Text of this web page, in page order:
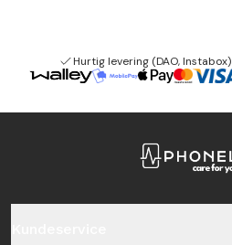
Hurtig levering (DAO, Instabox)